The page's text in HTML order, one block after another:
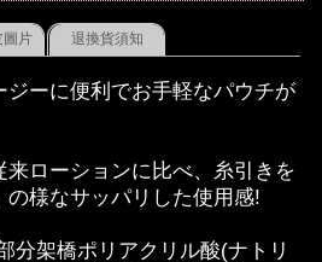
圖片 退換貨須知
ジーに便利でお手軽なパウチが
来ローションに比べ、糸引きを
様なサッパリした使用感!
分架橋ポリアクリル酸(ナトリ